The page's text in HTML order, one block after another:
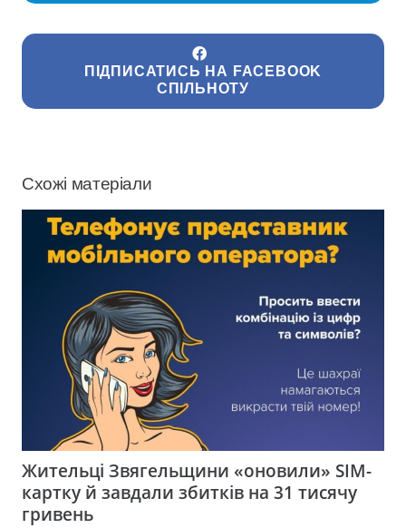
ПІДПИСАТИСЬ НА FACEBOOK
СПІЛЬНОТУ
Схожі матеріали
Жительці Звягельщини «оновили» SIM-
картку й завдали збитків на 31 тисячу
гривень